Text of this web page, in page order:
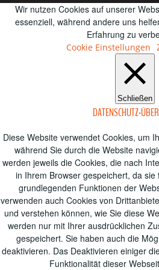
Wir nutzen Cookies auf unserer
essenziell, während andere uns
Erfahrung zu
Cookie Einstellungen
Schließen
DATENSCHUTZ-
Diese Website verwendet Cookies, um
während Sie durch die Website
werden jeweils die Cookies, die nach
in Ihrem Browser gespeichert, da
grundlegenden Funktionen der
verwenden auch Cookies von
und verstehen können, wie Sie diese
werden nur mit Ihrer ausdrücklichen
gespeichert. Sie haben auch die
deaktivieren. Das Deaktivieren einiger
Funktionalität dieser